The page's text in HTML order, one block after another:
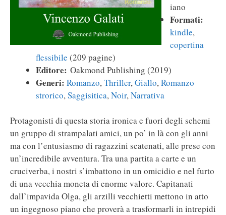
iano
Formati:
kindle,
copertina
flessibile (209 pagine)
Editore: Oakmond Publishing (2019)
Generi: Romanzo, Thriller, Giallo, Romanzo
strorico, Saggisitica, Noir, Narrativa
Protagonisti di questa storia ironica e fuori degli schemi
un gruppo di strampalati amici, un po’ in là con gli anni
ma con l’entusiasmo di ragazzini scatenati, alle prese con
un’incredibile avventura. Tra una partita a carte e un
cruciverba, i nostri s’imbattono in un omicidio e nel furto
di una vecchia moneta di enorme valore. Capitanati
dall’impavida Olga, gli arzilli vecchietti mettono in atto
un ingegnoso piano che proverà a trasformarli in intrepidi